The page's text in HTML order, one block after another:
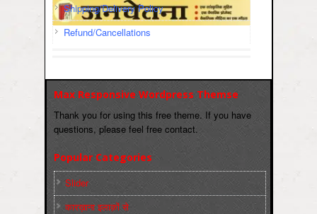
Shipping/Delivery Policy
Refund/Cancellations
Max Responsive Wordpress Themse
Thank you for using this free theme. If you have
questions, please feel free contact.
Popular Categories
Slider
कारख़ाना इलाक़ों से